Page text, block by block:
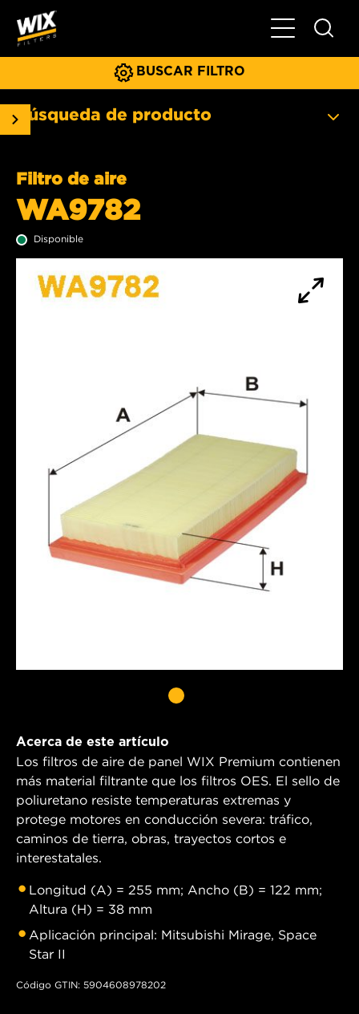
Menú
BUSCAR FILTRO
Búsqueda de producto
Filtro de aire
WA9782
Disponible
Acerca de este artículo
Los filtros de aire de panel WIX Premium contienen
más material filtrante que los filtros OES. El sello de
poliuretano resiste temperaturas extremas y
protege motores en conducción severa: tráfico,
caminos de tierra, obras, trayectos cortos e
interestatales.
Longitud (A) = 255 mm; Ancho (B) = 122 mm;
Altura (H) = 38 mm
Aplicación principal: Mitsubishi Mirage, Space
Star II
Código GTIN: 5904608978202